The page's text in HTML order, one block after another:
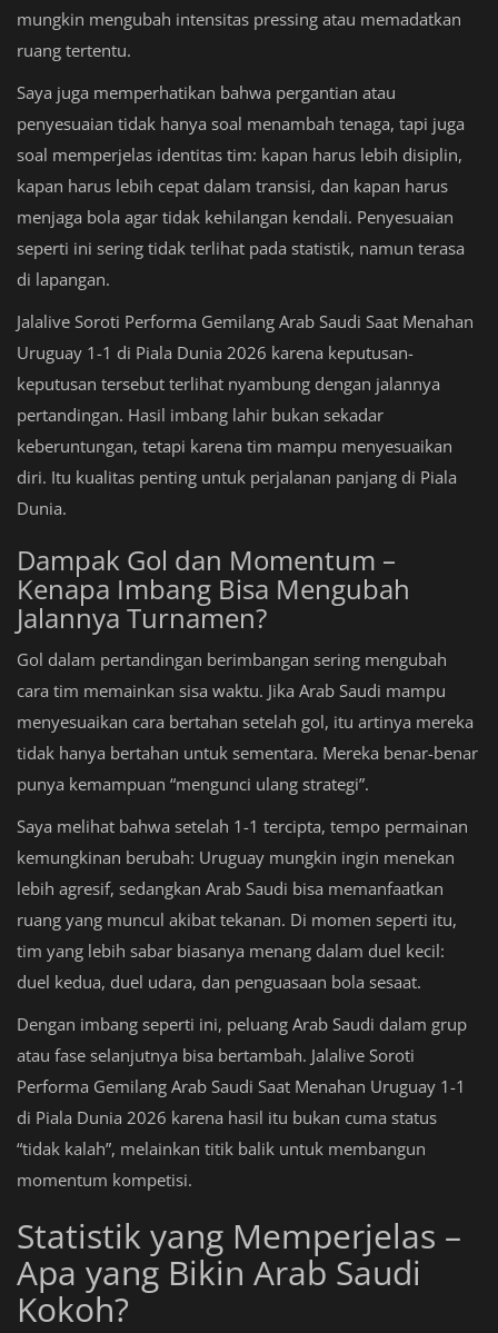
mungkin mengubah intensitas pressing atau memadatkan
ruang tertentu.
Saya juga memperhatikan bahwa pergantian atau
penyesuaian tidak hanya soal menambah tenaga, tapi juga
soal memperjelas identitas tim: kapan harus lebih disiplin,
kapan harus lebih cepat dalam transisi, dan kapan harus
menjaga bola agar tidak kehilangan kendali. Penyesuaian
seperti ini sering tidak terlihat pada statistik, namun terasa
di lapangan.
Jalalive Soroti Performa Gemilang Arab Saudi Saat Menahan
Uruguay 1-1 di Piala Dunia 2026 karena keputusan-
keputusan tersebut terlihat nyambung dengan jalannya
pertandingan. Hasil imbang lahir bukan sekadar
keberuntungan, tetapi karena tim mampu menyesuaikan
diri. Itu kualitas penting untuk perjalanan panjang di Piala
Dunia.
Dampak Gol dan Momentum –
Kenapa Imbang Bisa Mengubah
Jalannya Turnamen?
Gol dalam pertandingan berimbangan sering mengubah
cara tim memainkan sisa waktu. Jika Arab Saudi mampu
menyesuaikan cara bertahan setelah gol, itu artinya mereka
tidak hanya bertahan untuk sementara. Mereka benar-benar
punya kemampuan “mengunci ulang strategi”.
Saya melihat bahwa setelah 1-1 tercipta, tempo permainan
kemungkinan berubah: Uruguay mungkin ingin menekan
lebih agresif, sedangkan Arab Saudi bisa memanfaatkan
ruang yang muncul akibat tekanan. Di momen seperti itu,
tim yang lebih sabar biasanya menang dalam duel kecil:
duel kedua, duel udara, dan penguasaan bola sesaat.
Dengan imbang seperti ini, peluang Arab Saudi dalam grup
atau fase selanjutnya bisa bertambah. Jalalive Soroti
Performa Gemilang Arab Saudi Saat Menahan Uruguay 1-1
di Piala Dunia 2026 karena hasil itu bukan cuma status
“tidak kalah”, melainkan titik balik untuk membangun
momentum kompetisi.
Statistik yang Memperjelas –
Apa yang Bikin Arab Saudi
Kokoh?